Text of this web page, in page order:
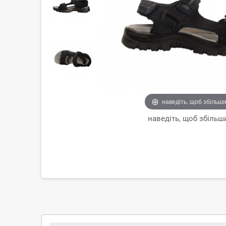
наведіть, щоб
наведіть, щоб